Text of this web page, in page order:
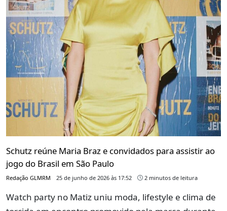
Schutz reúne Maria Braz e convidados para assistir ao
jogo do Brasil em São Paulo
Redação GLMRM 25 de junho de 2026 às 17:52 2 minutos de leitura
Watch party no Matiz uniu moda, lifestyle e clima de